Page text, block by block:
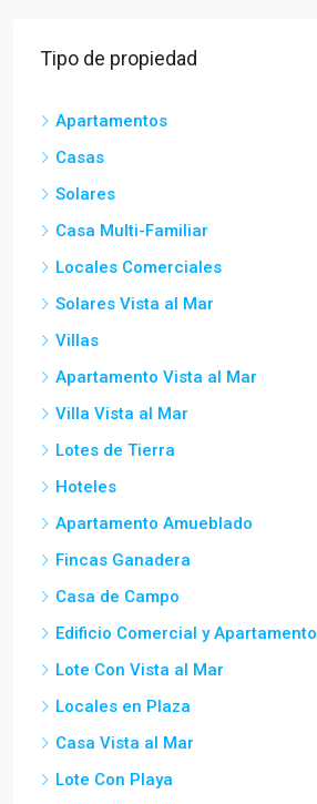
Tipo de propiedad
Apartamentos
Casas
Solares
Casa Multi-Familiar
Locales Comerciales
Solares Vista al Mar
Villas
Apartamento Vista al Mar
Villa Vista al Mar
Lotes de Tierra
Hoteles
Apartamento Amueblado
Fincas Ganadera
Casa de Campo
Edificio Comercial y Apartamento
Lote Con Vista al Mar
Locales en Plaza
Casa Vista al Mar
Lote Con Playa